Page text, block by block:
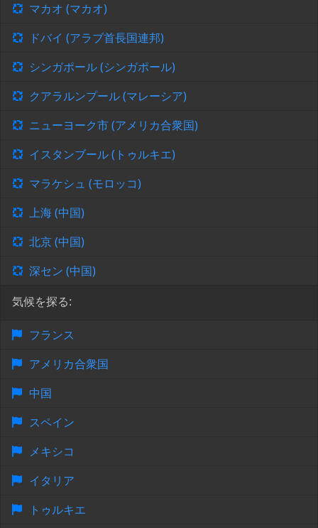
マカオ (マカオ)
ドバイ (アラブ首長国連邦)
シンガポール (シンガポール)
クアラルンプール (マレーシア)
ニューヨーク市 (アメリカ合衆国)
イスタンブール (トゥルキエ)
マラケシュ (モロッコ)
上海 (中国)
北京 (中国)
深セン (中国)
気候を探る:
フランス
アメリカ合衆国
中国
スペイン
メキシコ
イタリア
トゥルキエ